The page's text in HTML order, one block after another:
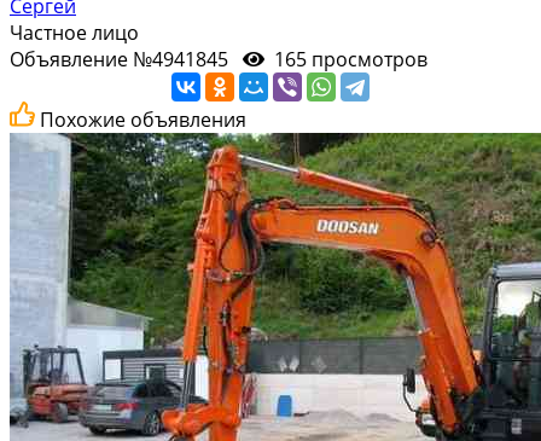
Сергей
Частное лицо
Объявление №4941845
165 просмотров
Похожие объявления